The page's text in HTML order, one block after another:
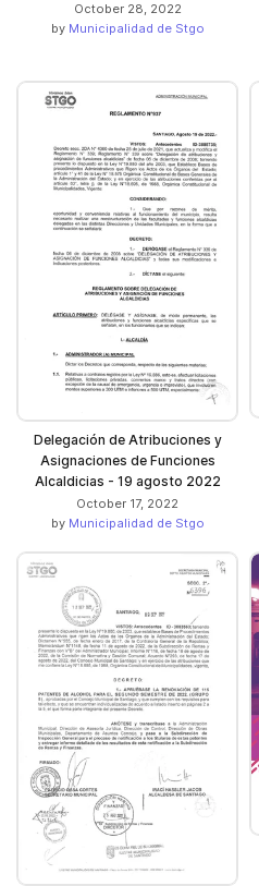
October 28, 2022
by Municipalidad de Stgo
Delegación de Atribuciones y
Asignaciones de Funciones
Alcaldicias - 19 agosto 2022
October 17, 2022
by Municipalidad de Stgo